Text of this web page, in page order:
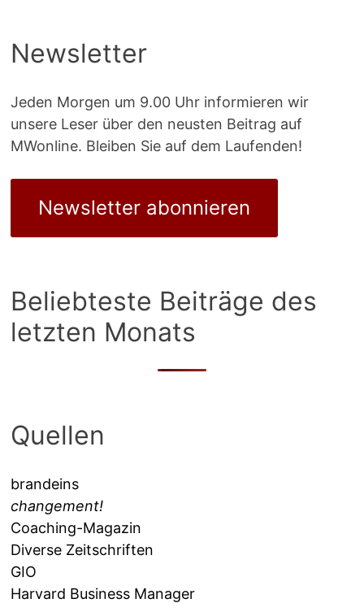
Newsletter
Jeden Morgen um 9.00 Uhr informieren wir
unsere Leser über den neusten Beitrag auf
MWonline. Bleiben Sie auf dem Laufenden!
Newsletter abonnieren
Beliebteste Beiträge des
letzten Monats
Quellen
brandeins
changement!
Coaching-Magazin
Diverse Zeitschriften
GIO
Harvard Business Manager